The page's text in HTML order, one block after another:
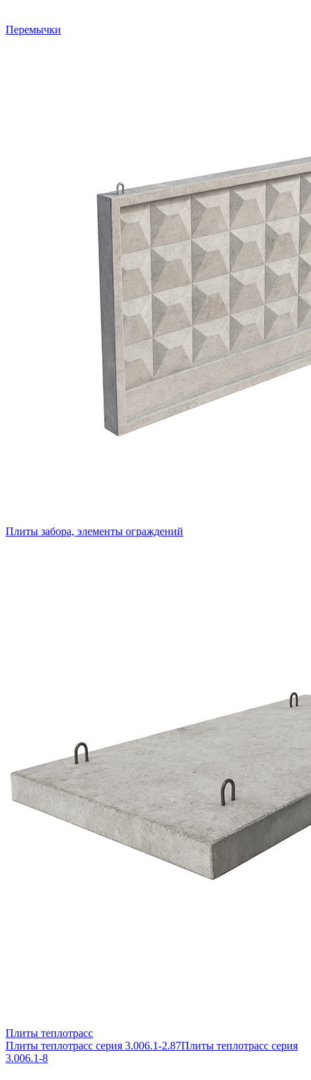
Перемычки
Плиты забора, элементы ограждений
Плиты теплотрасс
Плиты теплотрасс серия 3.006.1-2.87Плиты теплотрасс серия
3.006.1-8